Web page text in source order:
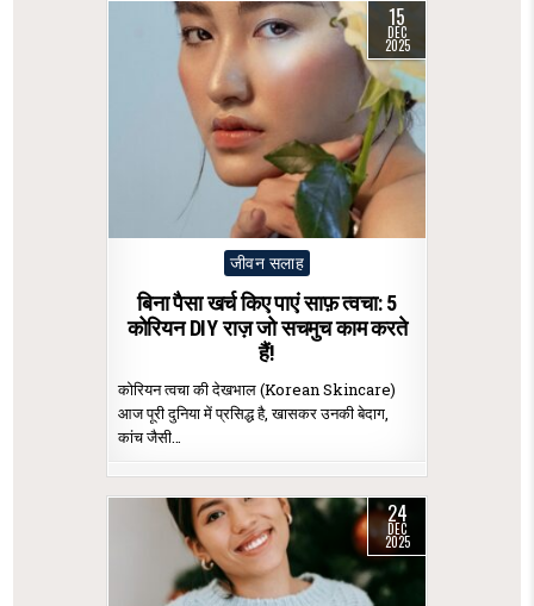
15
DEC
2025
Posted
जीवन सलाह
बिना पैसा खर्च किए पाएं साफ़ त्वचा: 5
कोरियन DIY राज़ जो सचमुच काम करते
हैं!
कोरियन त्वचा की देखभाल (Korean Skincare)
आज पूरी दुनिया में प्रसिद्ध है, खासकर उनकी बेदाग,
कांच जैसी…
24
DEC
2025